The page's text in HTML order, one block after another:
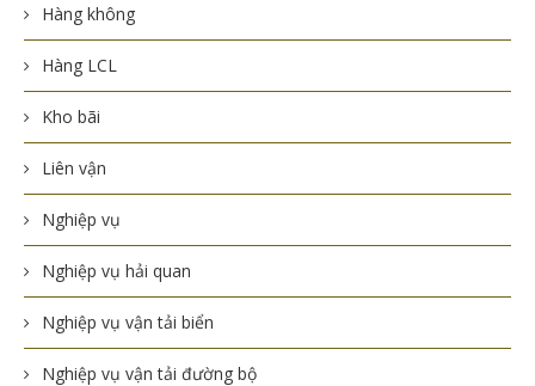
Hàng không
Hàng LCL
Kho bãi
Liên vận
Nghiệp vụ
Nghiệp vụ hải quan
Nghiệp vụ vận tải biển
Nghiệp vụ vận tải đường bộ